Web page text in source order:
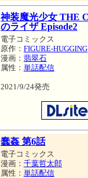
神装魔光少女 THE
のライザ Episode2
電子コミックス
原作： FIGURE-HUGGING
漫画： 翡翠石
属性： 単話配信
2021/9/24発売
蠢姦 第6話
電子コミックス
漫画： 千葉哲太郎
属性： 単話配信